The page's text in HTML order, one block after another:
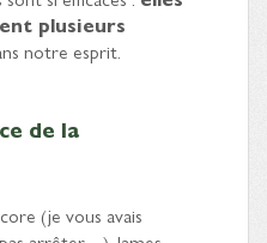
plusieurs
notre esprit.
de la
(je vous avais